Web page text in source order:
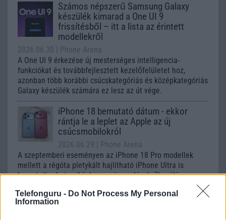
Telefonguru - Do Not Process My Personal
Information
Számos népszerű Samsung Galaxy
készülék kimarad a One UI 9
frissítésből – itt a lista az érintett
modellekről
2026.06.30
| Phone Arena
A One UI 9 érkezése új mesterséges intelligencia-
funkciókat és továbbfejlesztett kezelőfelületet hoz,
azonban több korábbi csúcskategóriás és középkategóriás
Galaxy készülék számára ez lesz az út vége.
iPhone 18 bemutató dátum - ekkor
rántja le a leplet az Apple az új
csúcsmobilokról
2026.06.29
| Phone Arena
A szeptemberi eseményen az iPhone 18 Pro modellek
mellett a régóta pletykált hajlítható iPhone Ultra is
bemutatkozhat, miközben az áremelésekről szóló
Az Android rejtett automatizmusai: hat